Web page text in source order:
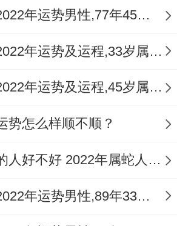
们的命格喜用选择良辰吉日
宿,牵手良缘、甜蜜一生...
1977年属蛇人2022年运势男性,77年45岁属蛇男2022年每月运程怎么样
1989年属蛇女2022年运势及运程,33岁属蛇人2022全年每月运势女性如何
1977年属蛇女2022年运势及运程,45岁属蛇人2022全年每月运势女性如何
势怎么样顺不顺？
2022年对属蛇的人好不好 2022年属蛇人运势如何
1989年属蛇人2022年运势男性,89年33岁属蛇男2022年每月运程怎么样